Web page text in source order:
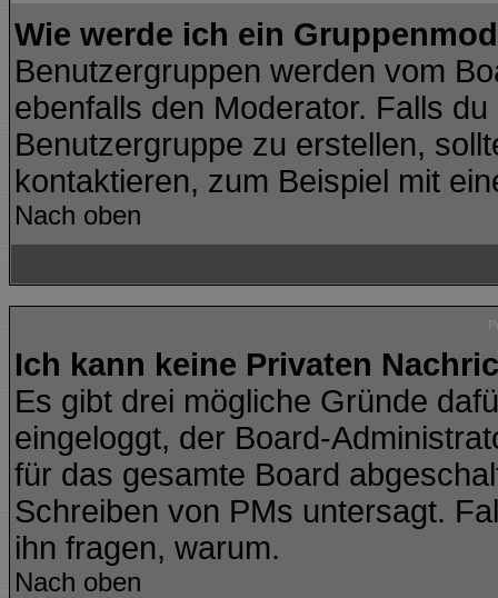
Wie werde ich ein
Benutzergruppen werden vom
ebenfalls den Moderator. Falls
Benutzergruppe zu erstellen,
kontaktieren, zum Beispiel mit
Nach oben
Ich kann keine Privaten
Es gibt drei mögliche Gründe
eingeloggt, der Board-
für das gesamte Board
Schreiben von PMs untersagt.
ihn fragen, warum.
Nach oben